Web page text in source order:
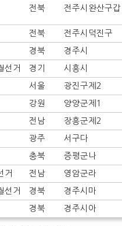
전북 전주시완산구갑
전북 전주시덕진구
경북 경주시
선거 경기 시흥시
서울 광진구제2
강원 양양군제1
전남 장흥군제2
광주 서구다
충북 증평군나
거 전남 영암군라
선거 경북 경주시마
경북 경주시아